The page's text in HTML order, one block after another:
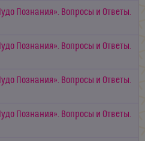
Познания». Вопросы и Ответы.
Познания». Вопросы и Ответы.
Познания». Вопросы и Ответы.
Познания». Вопросы и Ответы.